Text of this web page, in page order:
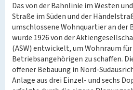
Das von der Bahnlinie im Westen
Straße im Süden und der
umschlossene Wohnquartier an der
wurde 1926 von der
(ASW) entwickelt, um Wohnraum für
Betriebsangehörigen zu schaffen.
offener Bebauung in Nord-
Anlage aus drei Einzel- und sechs